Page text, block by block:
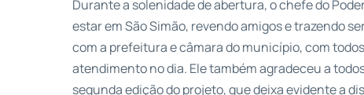
Durante a solenidade de abertura, o chefe do
estar em São Simão, revendo amigos e trazendo
com a prefeitura e câmara do município, com
atendimento no dia. Ele também agradeceu a
segunda edição do projeto, que deixa evidente a